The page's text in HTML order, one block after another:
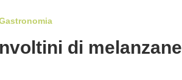
di melanzane